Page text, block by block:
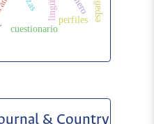
perfiles
cuestionario
& Country